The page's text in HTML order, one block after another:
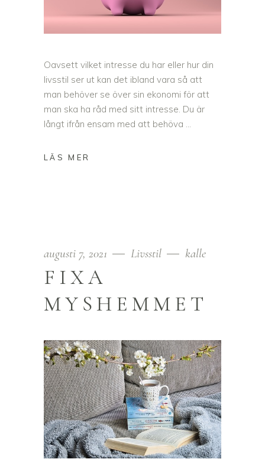
Oavsett vilket intresse du har eller hur din
livsstil ser ut kan det ibland vara så att
man behöver se över sin ekonomi för att
man ska ha råd med sitt intresse. Du är
långt ifrån ensam med att behöva
augusti 7, 2021 Livsstil kalle
FIXA
MYSHEMMET